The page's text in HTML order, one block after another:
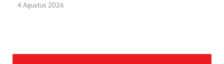
4 Agustus 2026